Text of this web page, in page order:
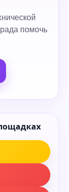
помочь